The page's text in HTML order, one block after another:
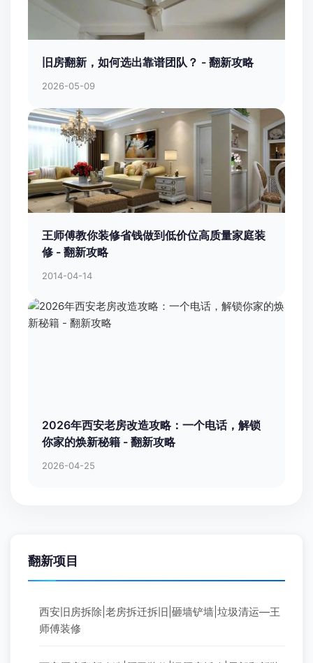
旧房翻新，如何选出靠谱团队？ - 翻新攻略
2026-05-09
王师傅教你装修省钱做到低价位高质量家庭装
修 - 翻新攻略
2014-04-14
2026年西安老房改造攻略：一个电话，解锁
你家的焕新秘籍 - 翻新攻略
2026-04-25
翻新项目
西安旧房拆除|老房拆迁拆旧|砸墙铲墙|垃圾清运—王
师傅装修